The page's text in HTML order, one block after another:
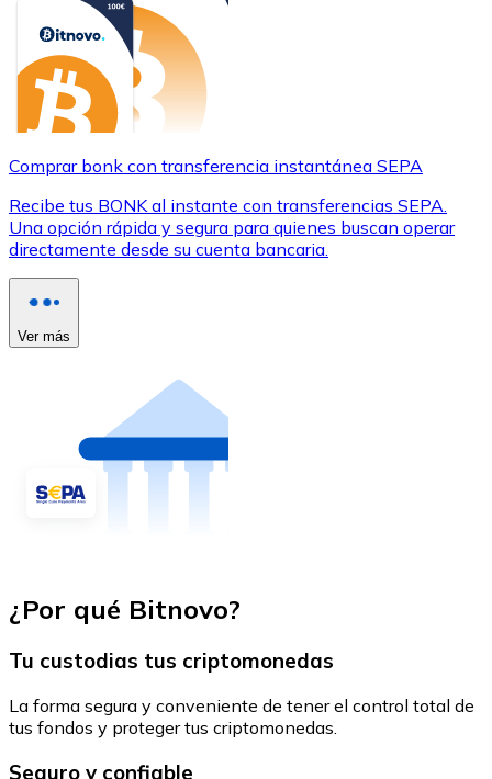
Comprar bonk con transferencia instantánea SEPA
Recibe tus BONK al instante con transferencias SEPA.
Una opción rápida y segura para quienes buscan operar
directamente desde su cuenta bancaria.
Ver más
¿Por qué Bitnovo?
Tu custodias tus criptomonedas
La forma segura y conveniente de tener el control total de
tus fondos y proteger tus criptomonedas.
Seguro y confiable